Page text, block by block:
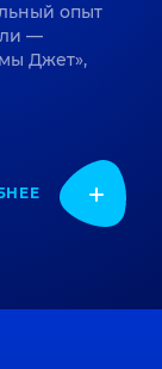
опыт
—
Джет»,